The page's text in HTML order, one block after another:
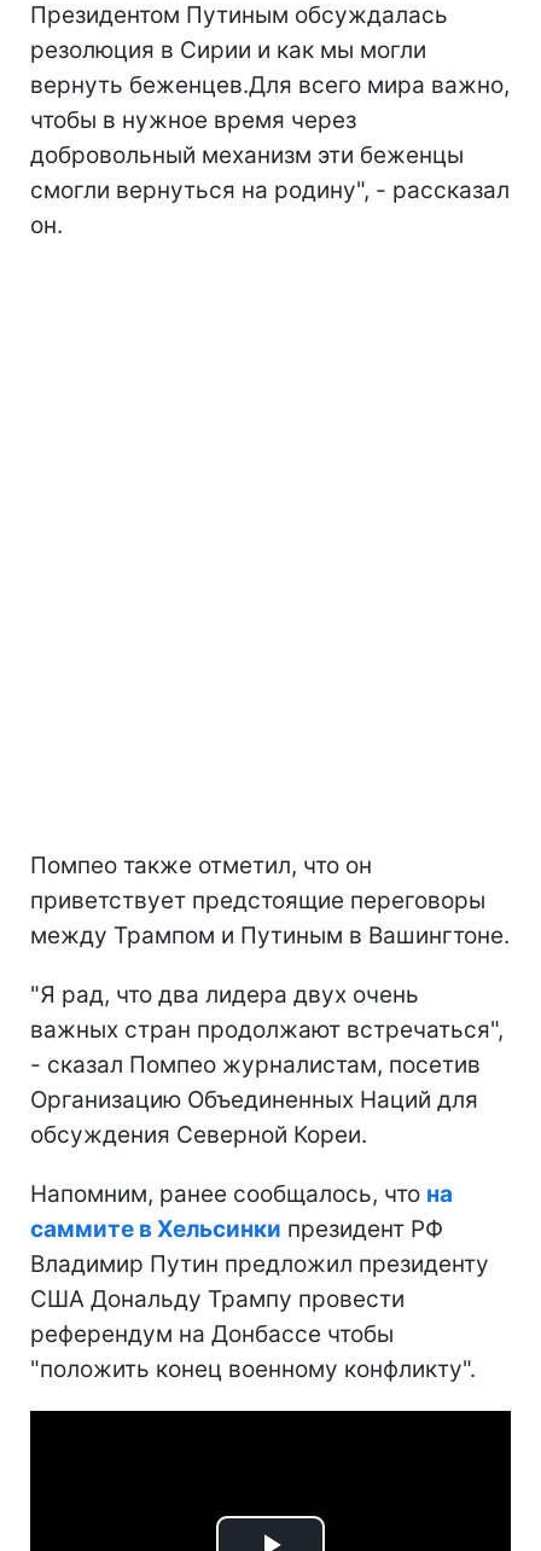
Президентом Путиным обсуждалась
резолюция в Сирии и как мы могли
вернуть беженцев.Для всего мира важно,
чтобы в нужное время через
добровольный механизм эти беженцы
смогли вернуться на родину", - рассказал
он.
Помпео также отметил, что он
приветствует предстоящие переговоры
между Трампом и Путиным в Вашингтоне.
"Я рад, что два лидера двух очень
важных стран продолжают встречаться",
- сказал Помпео журналистам, посетив
Организацию Объединенных Наций для
обсуждения Северной Кореи.
Напомним, ранее сообщалось, что на
саммите в Хельсинки президент РФ
Владимир Путин предложил президенту
США Дональду Трампу провести
референдум на Донбассе чтобы
"положить конец военному конфликту".